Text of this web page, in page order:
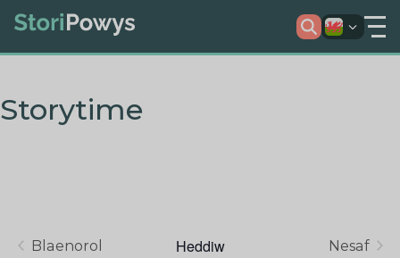
Storytime
Blaenorol
Heddiw Nesaf